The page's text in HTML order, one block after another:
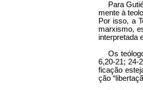
Para
mente à
Por isso, a
marxismo,
interpretada
Os
6,20-21; 24-
ficação
ção